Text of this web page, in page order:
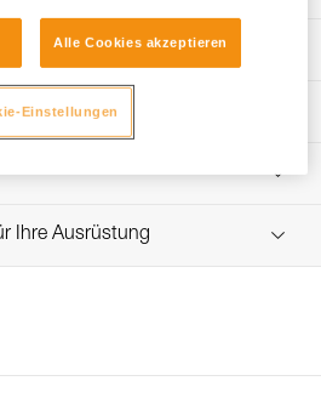
Technical Notice Ihrer PSA-
Sie ePPEcentre
Sangleamarrage_DE
Ihre Ausrüstung
Alle Cookies akzeptieren
Einstellungen